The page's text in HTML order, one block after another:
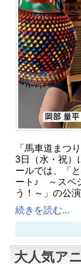
「馬車道まつ
3日（水・祝）
ールでは、「
ート♪ ～スペ
う！～」の公
続きを読む...
大人気ア